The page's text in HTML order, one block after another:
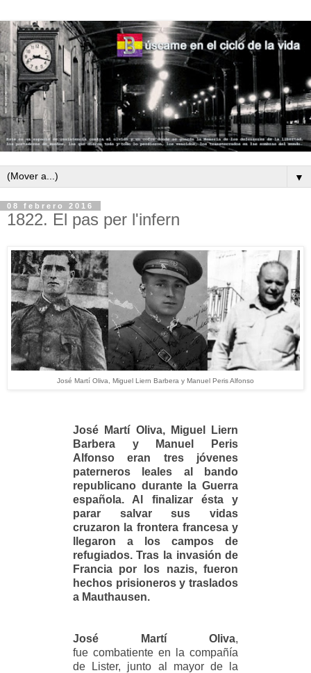
▼
08 febrero 2016
1822. El pas per l'infern
José Martí Oliva, Miguel Liern Barbera y Manuel Peris Alfonso
José Martí Oliva, Miguel Liern
Barbera y Manuel Peris
Alfonso eran tres jóvenes
paterneros leales al bando
republicano durante la Guerra
española. Al finalizar ésta y
parar salvar sus vidas
cruzaron la frontera francesa y
llegaron a los campos de
refugiados. Tras la invasión de
Francia por los nazis, fueron
hechos prisioneros y traslados
a Mauthausen.
José Martí Oliva,
fue combatiente en la compañía
de Lister, junto al mayor de la